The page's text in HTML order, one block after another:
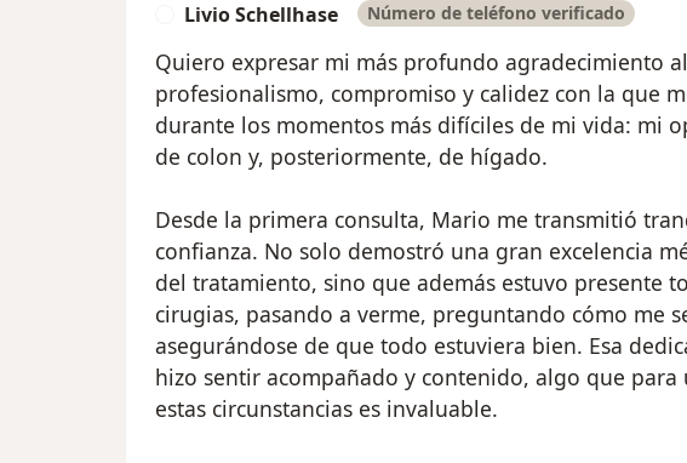
Livio Schellhase Número de teléfono verificado
Quiero expresar mi más profundo agradecimiento
profesionalismo, compromiso y calidez con la que
durante los momentos más difíciles de mi vida: mi
de colon y, posteriormente, de hígado.
Desde la primera consulta, Mario me transmitió
confianza. No solo demostró una gran excelencia
del tratamiento, sino que además estuvo presente
cirugias, pasando a verme, preguntando cómo me
asegurándose de que todo estuviera bien. Esa
hizo sentir acompañado y contenido, algo que para
estas circunstancias es invaluable.